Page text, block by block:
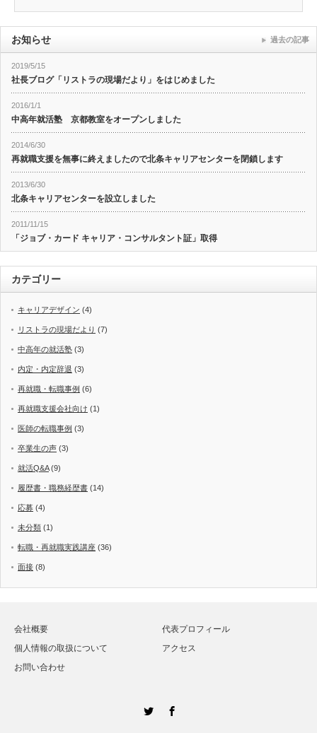
お知らせ
2019/5/15
社長ブログ「リストラの現場だより」をはじめました
2016/1/1
中高年就活塾 京都教室をオープンしました
2014/6/30
再就職支援を無事に終えましたので北条キャリアセンターを閉鎖します
2013/6/30
北条キャリアセンターを設立しました
2011/11/15
「ジョブ・カード キャリア・コンサルタント証」取得
過去の記事
カテゴリー
キャリアデザイン (4)
リストラの現場だより (7)
中高年の就活塾 (3)
内定・内定辞退 (3)
再就職・転職事例 (6)
再就職支援会社向け (1)
医師の転職事例 (3)
卒業生の声 (3)
就活Q&A(9)
履歴書・職務経歴書 (14)
応募 (4)
未分類 (1)
転職・再就職実践講座 (36)
面接 (8)
会社概要
代表プロフィール
個人情報の取扱について
アクセス
お問い合わせ